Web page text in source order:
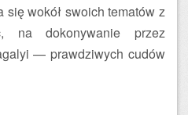
się wokół swoich tematów z
na dokonywanie przez
— prawdziwych cudów